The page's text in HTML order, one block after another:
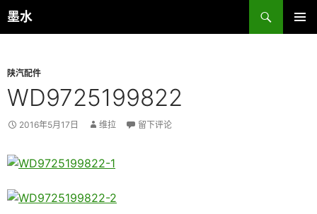
跳
至
墨水
搜
索
陕汽配件
WD9725199822
2016年5月17日 维拉 留下评论